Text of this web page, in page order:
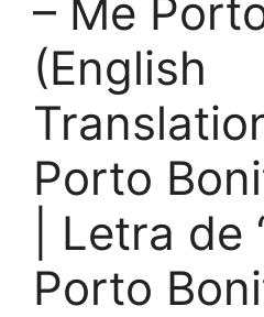
– Me
(English
Porto
| Letra de
Porto